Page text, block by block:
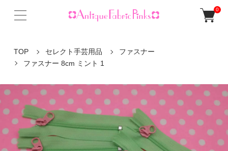
0
TOP セレクト手芸用品
ファスナー
ファスナー 8cm ミント 1